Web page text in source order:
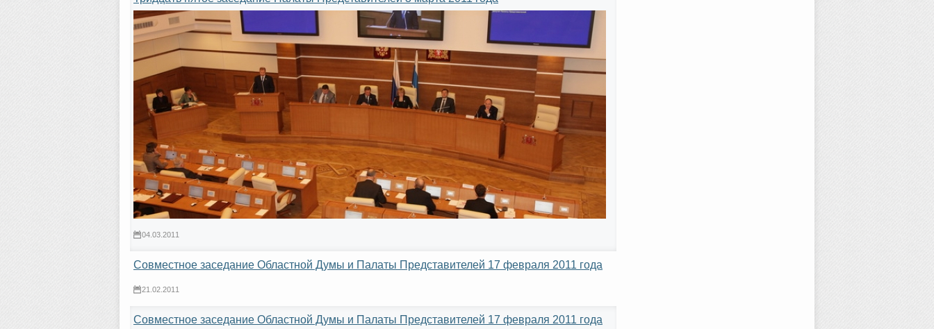
04.03.2011
Совместное заседание Областной Думы и Палаты Представителей 17 февраля 2011 года
21.02.2011
Совместное заседание Областной Думы и Палаты Представителей 17 февраля 2011 года